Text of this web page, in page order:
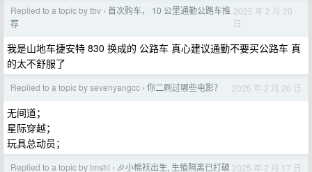
Replied to a topic by tbv › 首次购车， 10 公里通勤公路车推
荐
2025 年 2 月 20
日
我是山地车捷安特 830 换成的 公路车 真心建议通勤不要买公路车 真
的太不舒服了
Replied to a topic by sevenyangcc › 你二刷过哪些电影？ 2025 年 2 月 20 日
无间道；
星际穿越；
玩具总动员；
Replied to a topic by lmshl › 🎉小棉袄出生, 生殖隔离已打破 2025 年 2 月 17 日